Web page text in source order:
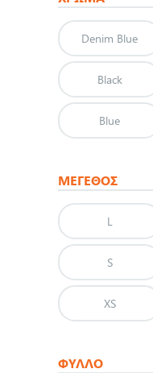
Denim Blue
Black
Blue
ΜΈΓΕΘΟΣ
L
S
XS
ΦΎΛΛΟ